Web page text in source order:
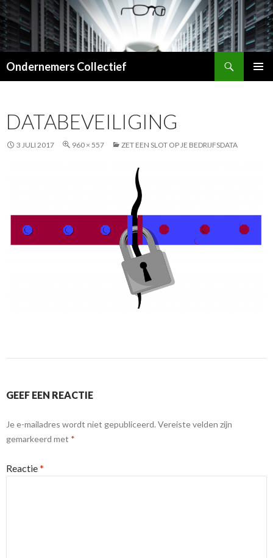
Ondernemers Collectief
DATABEVEILIGING
3 JULI 2017 960 × 557 ZET EEN SLOT OP JE BEDRIJFSDATA
GEEF EEN REACTIE
Je e-mailadres wordt niet gepubliceerd. Vereiste velden zijn
gemarkeerd met *
Reactie*